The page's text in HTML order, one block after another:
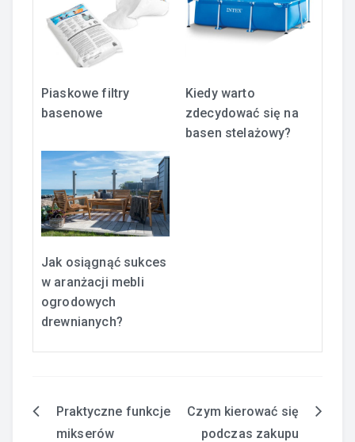
Piaskowe filtry
basenowe
Kiedy warto
zdecydować się na
basen stelażowy?
Jak osiągnąć sukces
w aranżacji mebli
ogrodowych
drewnianych?
Nawigacja
Praktyczne funkcje
mikserów
Czym kierować się
podczas zakupu